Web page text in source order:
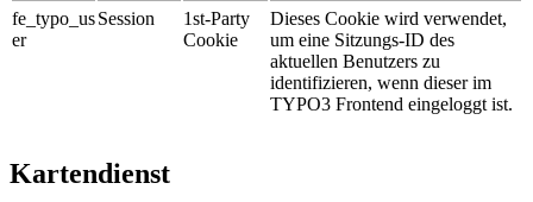
fe_typo_us
er
Session
1st-Party
Cookie
Dieses Cookie wird verwendet,
um eine Sitzungs-ID des
aktuellen Benutzers zu
identifizieren, wenn dieser im
TYPO3 Frontend eingeloggt ist.
Kartendienst